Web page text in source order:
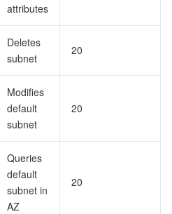
attributes
Deletes
subnet
20
Modifies
default
subnet
20
Queries
default
subnet in
AZ
20